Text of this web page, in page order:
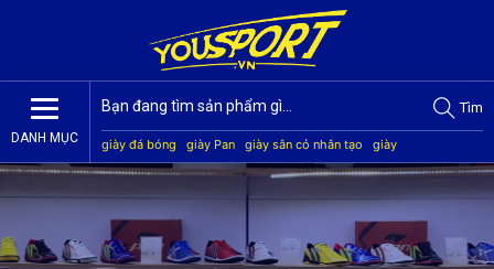
DANH MỤC
Tìm
giày đá bóng giày Pan giày sân cỏ nhân tạo
giày
Jogarbola
giày Mitre giày Akka quần áo bóng đá
giày